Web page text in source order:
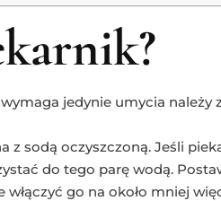
jedynie umycia należy
z sodą oczyszczoną. Jeśli
do tego parę wodą.
go na około mniej